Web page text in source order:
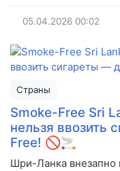
05.04.2026 00:02
Страны
Smoke-Free Sri
нельзя ввозить
Free! 🚫🚬
Шри-Ланка внезапно